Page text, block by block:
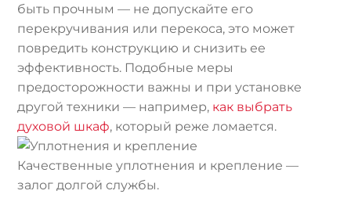
быть прочным — не допускайте его
перекручивания или перекоса, это может
повредить конструкцию и снизить ее
эффективность. Подобные меры
предосторожности важны и при установке
другой техники — например, как выбрать
духовой шкаф, который реже ломается.
Качественные уплотнения и крепление —
залог долгой службы.